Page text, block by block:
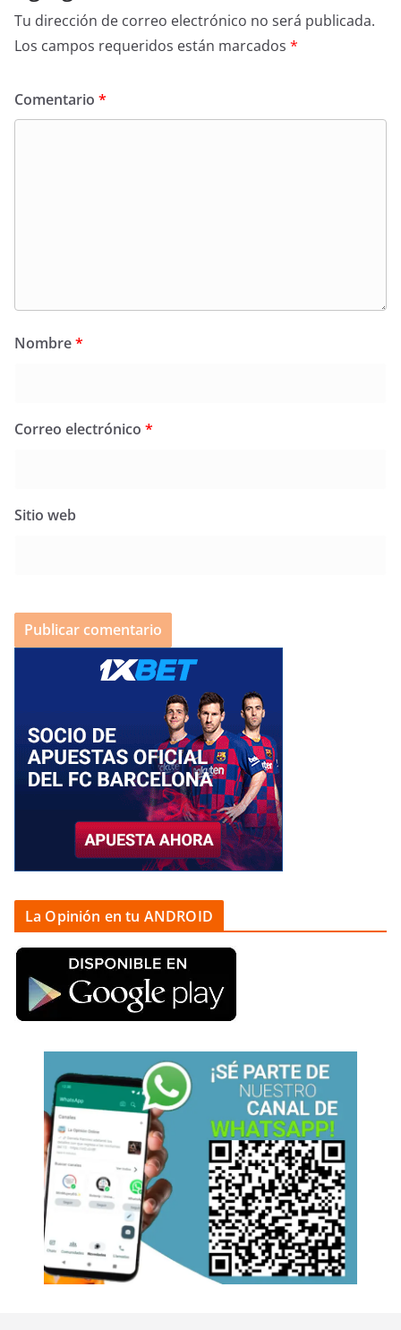
Tu dirección de correo electrónico no será publicada.
Los campos requeridos están marcados *
Comentario *
Nombre*
Correo electrónico *
Sitio web
La Opinión en tu ANDROID